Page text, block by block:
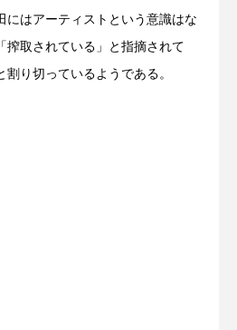
にはアーティストという意識はな
搾取されている」と指摘されて
割り切っているようである。